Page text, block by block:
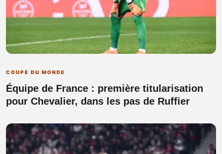
COUPE DU MONDE
Équipe de France : première titularisation
pour Chevalier, dans les pas de Ruffier